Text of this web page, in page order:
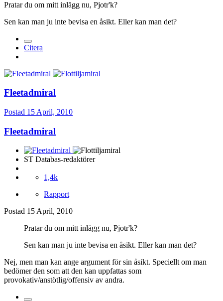
Pratar du om mitt inlägg nu, Pjotr'k?
Sen kan man ju inte bevisa en åsikt. Eller kan man det?
Citera
Fleetadmiral
Postad 15 April, 2010
Fleetadmiral
ST Databas-redaktörer
1,4k
Rapport
Postad 15 April, 2010
Pratar du om mitt inlägg nu, Pjotr'k?
Sen kan man ju inte bevisa en åsikt. Eller kan man det?
Nej, men man kan ange argument för sin åsikt. Speciellt om man
bedömer den som att den kan uppfattas som
provokativ/anstötlig/offensiv av andra.